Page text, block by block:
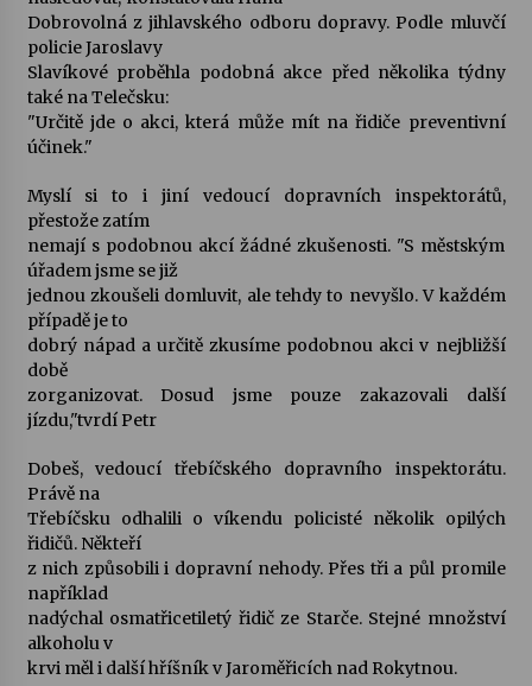
Ozvěny prázdnin
14. 7. 2026
13. 7. 2026
Želiv
3. 7. 2026
30. 6. 2026
Dobrovolná z jihlavského odboru dopravy. Podle mluvčí
policie Jaroslavy
Slavíkové proběhla podobná akce před několika týdny
také na Telečsku:
"Určitě jde o akci, která může mít na řidiče preventivní
účinek."
Myslí si to i jiní vedoucí dopravních inspektorátů,
přestože zatím
nemají s podobnou akcí žádné zkušenosti. "S městským
úřadem jsme se již
jednou zkoušeli domluvit, ale tehdy to nevyšlo. V každém
případě je to
dobrý nápad a určitě zkusíme podobnou akci v nejbližší
době
zorganizovat. Dosud jsme pouze zakazovali další
jízdu,"tvrdí Petr
Dobeš, vedoucí třebíčského dopravního inspektorátu.
Právě na
Třebíčsku odhalili o víkendu policisté několik opilých
řidičů. Někteří
z nich způsobili i dopravní nehody. Přes tři a půl promile
například
nadýchal osmatřicetiletý řidič ze Starče. Stejné množství
alkoholu v
krvi měl i další hříšník v Jaroměřicích nad Rokytnou.